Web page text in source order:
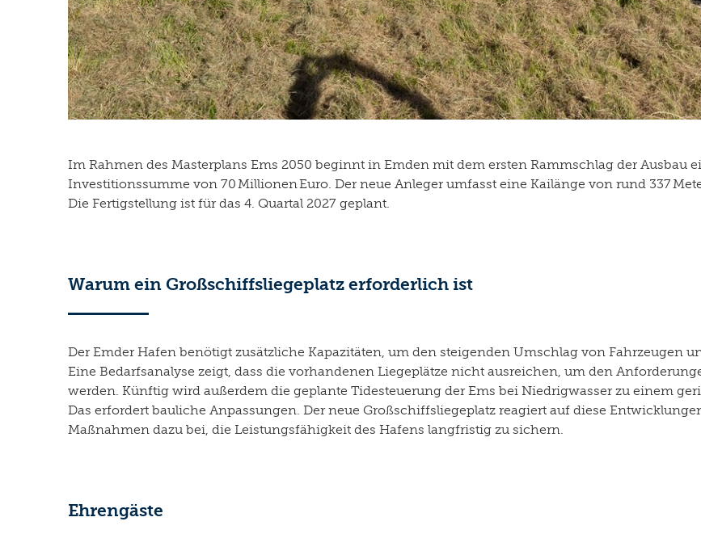
Im Rahmen des Masterplans Ems 2050 beginnt in Emden mit dem ersten Rammschlag der Ausbau
Investitionssumme von 70 Millionen Euro. Der neue Anleger umfasst eine Kailänge von rund 337
Die Fertigstellung ist für das 4. Quartal 2027 geplant.
Warum ein Großschiffsliegeplatz erforderlich ist
Der Emder Hafen benötigt zusätzliche Kapazitäten, um den steigenden Umschlag von Fahrzeugen
Eine Bedarfsanalyse zeigt, dass die vorhandenen Liegeplätze nicht ausreichen, um den
werden. Künftig wird außerdem die geplante Tidesteuerung der Ems bei Niedrigwasser zu einem
Das erfordert bauliche Anpassungen. Der neue Großschiffsliegeplatz reagiert auf diese
Maßnahmen dazu bei, die Leistungsfähigkeit des Hafens langfristig zu sichern.
Ehrengäste